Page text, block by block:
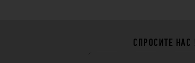
СПРОСИТЕ НАС